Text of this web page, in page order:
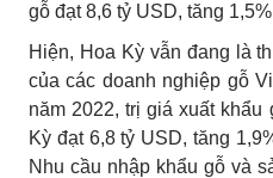
gỗ đạt 8,6 tỷ USD, tăng
Hiện, Hoa Kỳ vẫn đang là
của các doanh nghiệp gỗ
năm 2022, trị giá xuất
Kỳ đạt 6,8 tỷ USD, tăng
Nhu cầu nhập khẩu gỗ và